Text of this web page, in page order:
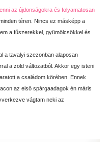
az újdonságokra és folyamatosan
téren. Nincs ez másképp a
a fűszerekkel, gyümölcsökkel és
a tavalyi szezonban alaposan
a zöld változatból. Akkor egy isteni
a családom körében. Ennek
az első spárgaadagok én máris
vágtam neki az